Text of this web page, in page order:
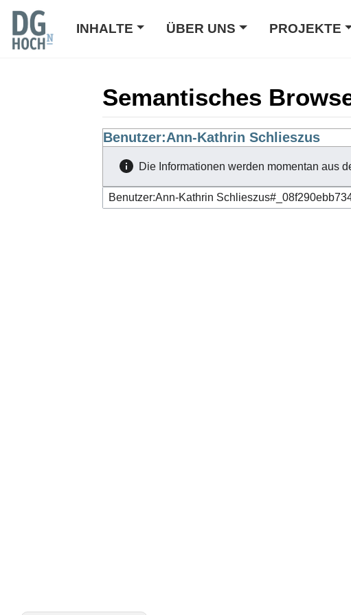
INHALTE ÜBER UNS PROJEKTE
Semantisches
Wechseln zu: Navigation,Suche
Benutzer:Ann-Kathrin Schlieszus
Die Informationen werden momentan aus